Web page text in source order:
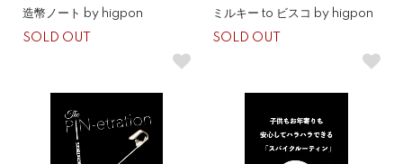
造幣ノート by higpon
SOLD OUT
ミルキー to ビスコ by higpon
SOLD OUT